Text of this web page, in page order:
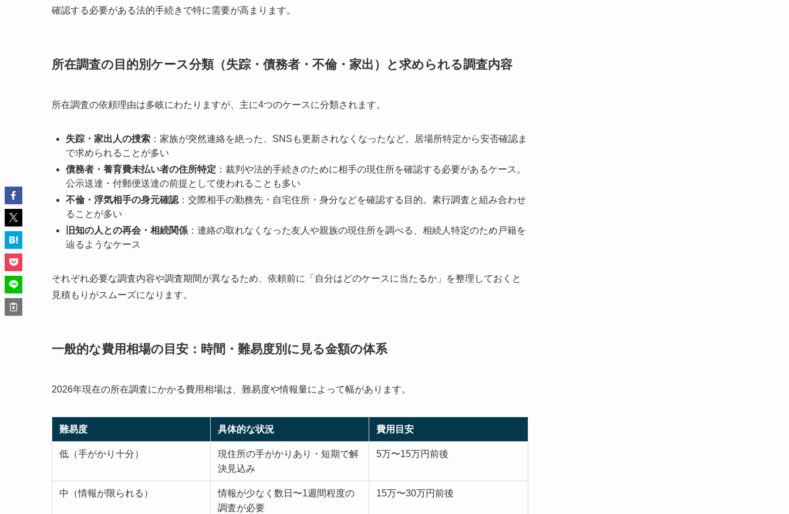
確認する必要がある法的手続きで特に需要が高まります。
所在調査の目的別ケース分類（失踪・債務者・不倫・家出）と求められる調査内容
所在調査の依頼理由は多岐にわたりますが、主に4つのケースに分類されます。
失踪・家出人の捜索 ：家族が突然連絡を絶った、SNSも更新されなくなったなど。居場所特定から安否確認ま
で求められることが多い
債務者・養育費未払い者の住所特定 ：裁判や法的手続きのために相手の現住所を確認する必要があるケース。
公示送達・付郵便送達の前提として使われることも多い
不倫・浮気相手の身元確認：交際相手の勤務先・自宅住所・身分などを確認する目的。素行調査と組み合わせ
ることが多い
旧知の人との再会・相続関係：連絡の取れなくなった友人や親族の現住所を調べる、相続人特定のため戸籍を
辿るようなケース
それぞれ必要な調査内容や調査期間が異なるため、依頼前に「自分はどのケースに当たるか」を整理しておくと
見積もりがスムーズになります。
一般的な費用相場の目安：時間・難易度別に見る金額の体系
2026年現在の所在調査にかかる費用相場は、難易度や情報量によって幅があります。
難易度 具体的な状況 費用目安
低（手がかり十分）
現住所の手がかりあり・短期で解
決見込み
5万〜15万円前後
中（情報が限られる）
情報が少なく数日〜1週間程度の
調査が必要
15万〜30万円前後